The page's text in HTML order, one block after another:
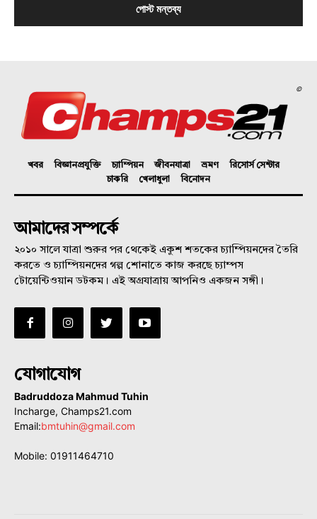
©
খবর বিজ্ঞানপ্রযুক্তি চ্যাম্পিয়ন জীবনযাত্রা ভ্রমণ
রিসোর্স সেন্টার
চাকরি
খেলাধুলা বিনোদন
আমাদের সম্পর্কে
২০১০ সালে যাত্রা শুরুর পর থেকেই একুশ শতকের চ্যাম্পিয়নদের তৈরি
করতে ও চ্যাম্পিয়নদের গল্প শোনাতে কাজ করছে চ্যাম্পস
টোয়েন্টিওয়ান ডটকম। এই অগ্রযাত্রায় আপনিও একজন সঙ্গী।
যোগাযোগ
Badruddoza Mahmud Tuhin
Incharge, Champs21.com
Email:bmtuhin@gmail.com
Mobile: 01911464710